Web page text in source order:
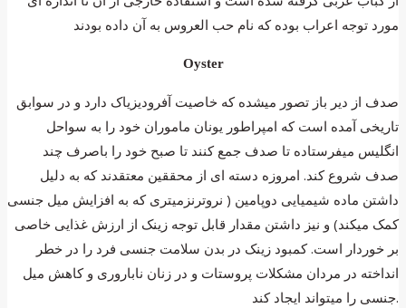
مورد توجه اعراب بوده که نام حب العروس به آن داده بودند
Oyster
صدف از دیر باز تصور میشده که خاصیت آفرودیزیاک دارد و در سوابق
تاریخی آمده است که امپراطور یونان ماموران خود را به سواحل
انگلیس میفرستاده تا صدف جمع کنند تا صبح خود را باصرف چند
صدف شروع کند. امروزه دسته ای از محققین معتقدند که به دلیل
داشتن ماده شیمیایی دوپامین ( نروترنزمیتری که به افزایش میل جنسی
کمک میکند) و نیز داشتن مقدار قابل توجه زینک از ارزش غذایی خاصی
بر خوردار است. کمبود زینک در بدن سلامت جنسی فرد را در خطر
انداخته در مردان مشکلات پروستات و در زنان ناباروری و کاهش میل
جنسی را میتواند ایجاد کند.